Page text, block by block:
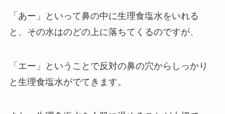
「あー」といって鼻の中に生理食塩水をいれる
と、その水はのどの上に落ちてくるのですが、
「エー」ということで反対の鼻の穴からしっかり
と生理食塩水がでてきます。